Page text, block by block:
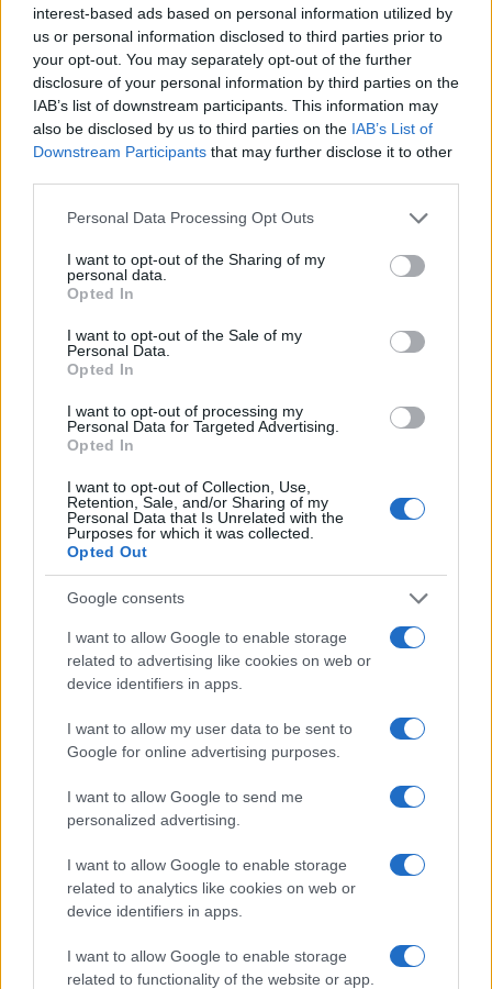
interest-based ads based on personal information utilized by
us or personal information disclosed to third parties prior to
your opt-out. You may separately opt-out of the further
disclosure of your personal information by third parties on the
IAB’s list of downstream participants. This information may
also be disclosed by us to third parties on the IAB’s List of
Downstream Participants that may further disclose it to other
Please note that this website/app uses one or more Google
not limited to your visit or usage behaviour. You may click to
grant or deny consent to Google and its third-party tags to
use your data for below specified purposes in below Google
consent section.
Personal Data Processing Opt Outs
I want to opt-out of the Sharing of my
personal data.
Opted In
I want to opt-out of the Sale of my
Personal Data.
Opted In
I want to opt-out of processing my
Personal Data for Targeted Advertising.
Opted In
I want to opt-out of Collection, Use,
Retention, Sale, and/or Sharing of my
Personal Data that Is Unrelated with the
Purposes for which it was collected.
Opted Out
Google consents
I want to allow Google to enable storage
related to advertising like cookies on web or
device identifiers in apps.
I want to allow my user data to be sent to
Google for online advertising purposes.
I want to allow Google to send me
personalized advertising.
I want to allow Google to enable storage
related to analytics like cookies on web or
device identifiers in apps.
I want to allow Google to enable storage
related to functionality of the website or app.
Continua a leggere
completa al bonus 2026
Edoardo Vitali · 10 Ago 2026